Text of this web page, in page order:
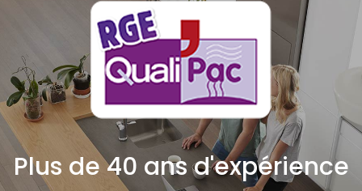
Plus de 40 ans d'expérience